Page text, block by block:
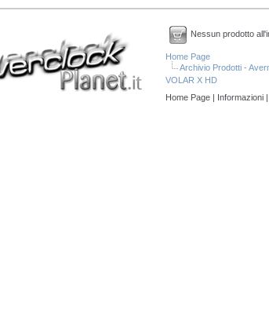
Nessun prodotto
Home Page
Archivio Prodotti -
VOLAR X HD
Home Page | Informazioni |